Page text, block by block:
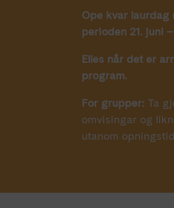
Ope kvar laurdag
perioden 21. juni
Elles når det er
program.
For grupper:Ta
omvisingar og
utanom